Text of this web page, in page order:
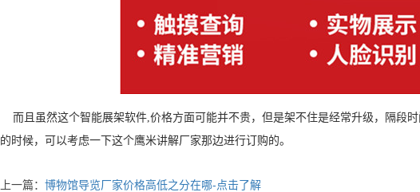
而且虽然这个智能展架软件,价格方面可能并不贵，但是架不住是经常升级，隔段
的时候，可以考虑一下这个鹰米讲解厂家那边进行订购的。
上一篇： 博物馆导览厂家价格高低之分在哪-点击了解